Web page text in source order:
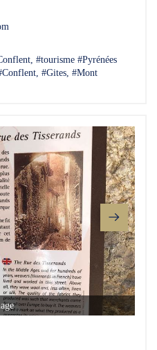
#tourisme #Pyrénées
#Gites, #Mont